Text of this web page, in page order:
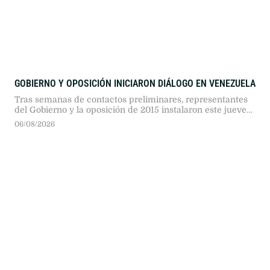
GOBIERNO Y OPOSICIÓN INICIARON DIÁLOGO EN VENEZUELA
Tras semanas de contactos preliminares, representantes
del Gobierno y la oposición de 2015 instalaron este jueves
en Caracas una mesa de diálogo impulsada por Estados
06/08/2026